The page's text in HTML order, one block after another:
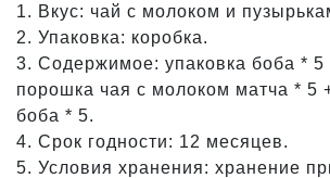
1. Вкус: чай с молоком и
2. Упаковка: коробка.
3. Содержимое: упаковка боба * 5
порошка чая с молоком матча * 5
боба * 5.
4. Срок годности: 12 месяцев.
5. Условия хранения: хранение